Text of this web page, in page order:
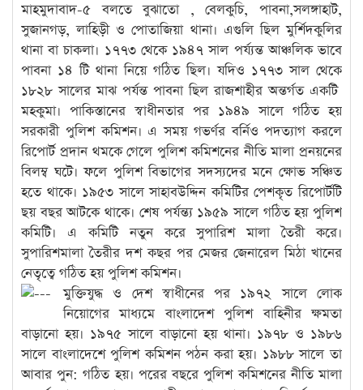
মাহমুদাবাদ-৫ বলতে বুঝাতো , বেলকুচি, পাবনা,সলঙ্গাহাট,
সুজানগড়, লাহিড়ী ও পোতাজিয়া থানা। এগুলি ছিল মুর্শিদকুলির
থানা বা চাকলা। ১৭৭৩ থেকে ১৯৪৭ সাল পর্য্যন্ত আঞ্চলিক ভাবে
পাবনা ১৪ টি থানা নিয়ে গঠিত ছিল। যদিও ১৭৭৩ সাল থেকে
১৮২৮ সালের মাঝ পর্যন্ত পাবনা ছিল রাজশাহীর অন্তর্গত একটি
মহকুমা। পাকিস্তানের স্বাধীনতার পর ১৯৪৯ সালে গঠিত হয়
সরকারী পুলিশ কমিশন। এ সময় গভর্ণর বর্নিও পদত্যাগ করলে
রিপোর্ট প্রদান থমকে গেলে পুলিশ কমিশনের নীতি মালা প্রনয়নের
বিলম্ব ঘটে। ফলে পুলিশ বিভাগের সদস্যদের মনে ক্ষোভ সঞ্চিত
হতে থাকে। ১৯৫৩ সালে সাহাবউদ্দিন কমিটির পেশকৃত রিপোর্টটি
ছয় বছর আটকে থাকে। শেষ পর্যন্ত্য ১৯৫৯ সালে গঠিত হয় পুলিশ
কমিটি। এ কমিটি নতুন করে সুপারিশ মালা তৈরী করে।
সুপারিশমালা তৈরীর দশ কছর পর মেজর জেনারেল মিঠা খানের
নেতৃত্বে গঠিত হয় পুলিশ কমিশন।
মুক্তিযুদ্ধ ও দেশ স্বাধীনের পর ১৯৭২ সালে লোক
নিয়োগের মাধ্যমে বাংলাদেশ পুলিশ বাহিনীর ক্ষমতা
বাড়ানো হয়। ১৯৭৫ সালে বাড়ানো হয় থানা। ১৯৭৮ ও ১৯৮৬
সালে বাংলাদেশে পুলিশ কমিশন পঠন করা হয়। ১৯৮৮ সালে তা
আবার পুন: গঠিত হয়। পরের বছরে পুলিশ কমিশনের নীতি মালা